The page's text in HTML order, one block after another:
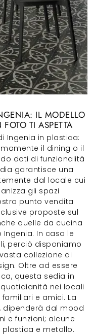
IL MODELLO
TI ASPETTA
Ingenia in plastica:
il dining o il
doti di funzionalità
garantisce una
dal locale cui
gli spazi
punto vendita
proposte sul
quelle da cucina
In casa le
perciò disponiamo
collezione di
Oltre ad essere
questa sedia in
nei locali
e amici. La
dipenderà dal mood
e funzioni; alcune
plastica e metallo.